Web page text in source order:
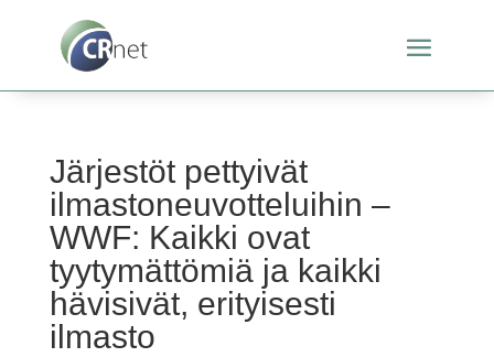
Järjestöt pettyivät
ilmastoneuvotteluihin –
WWF: Kaikki ovat
tyytymättömiä ja kaikki
hävisivät, erityisesti
ilmasto